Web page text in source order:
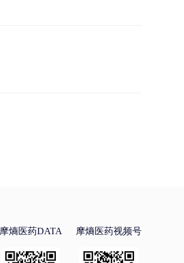
摩熵医药DATA 摩熵医药视频号